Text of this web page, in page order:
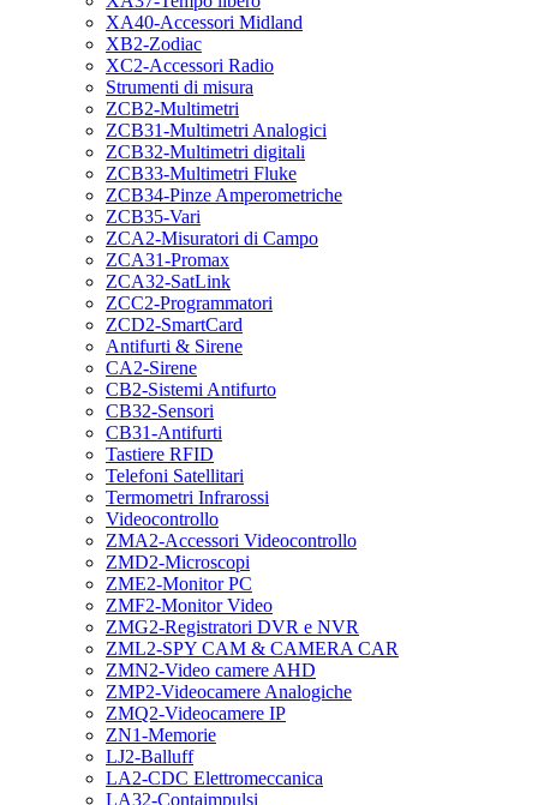
XA40-Accessori Midland
XB2-Zodiac
XC2-Accessori Radio
Strumenti di misura
ZCB2-Multimetri
ZCB31-Multimetri Analogici
ZCB32-Multimetri digitali
ZCB33-Multimetri Fluke
ZCB34-Pinze Amperometriche
ZCB35-Vari
ZCA2-Misuratori di Campo
ZCA31-Promax
ZCA32-SatLink
ZCC2-Programmatori
ZCD2-SmartCard
Antifurti & Sirene
CA2-Sirene
CB2-Sistemi Antifurto
CB32-Sensori
CB31-Antifurti
Tastiere RFID
Telefoni Satellitari
Termometri Infrarossi
Videocontrollo
ZMA2-Accessori Videocontrollo
ZMD2-Microscopi
ZME2-Monitor PC
ZMF2-Monitor Video
ZMG2-Registratori DVR e NVR
ZML2-SPY CAM & CAMERA CAR
ZMN2-Video camere AHD
ZMP2-Videocamere Analogiche
ZMQ2-Videocamere IP
ZN1-Memorie
LJ2-Balluff
LA2-CDC Elettromeccanica
LA32-Contaimpulsi